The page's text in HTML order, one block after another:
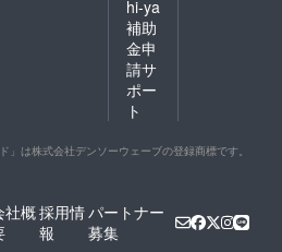
hi-ya
補助
金申
請サ
ポー
ト
ド」は株式会社デンソーウェーブの登録商標です。
社概採用情
報
パートナー
募集